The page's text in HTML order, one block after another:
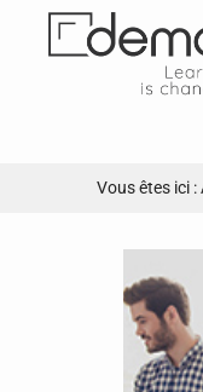
Vous êtes ici :